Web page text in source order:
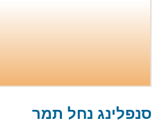
14.8, שבת 15.8, חמישי 20.8...
סנפלינג נחל תמר